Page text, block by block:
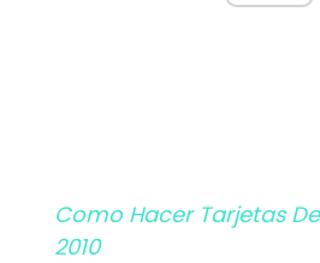
Como Hacer Tarjetas
2010